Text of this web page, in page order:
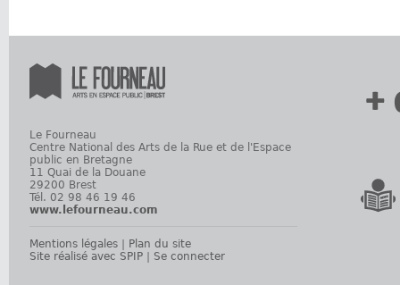
Le Fourneau
Centre National des Arts de la Rue et de l'Espace
public en Bretagne
11 Quai de la Douane
29200 Brest
Tél. 02 98 46 19 46
www.lefourneau.com
Mentions légales
Plan du site
Site réalisé avec SPIP
Se connecter
+